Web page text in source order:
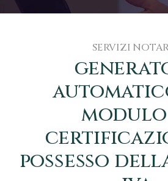
SERVIZI
possesso